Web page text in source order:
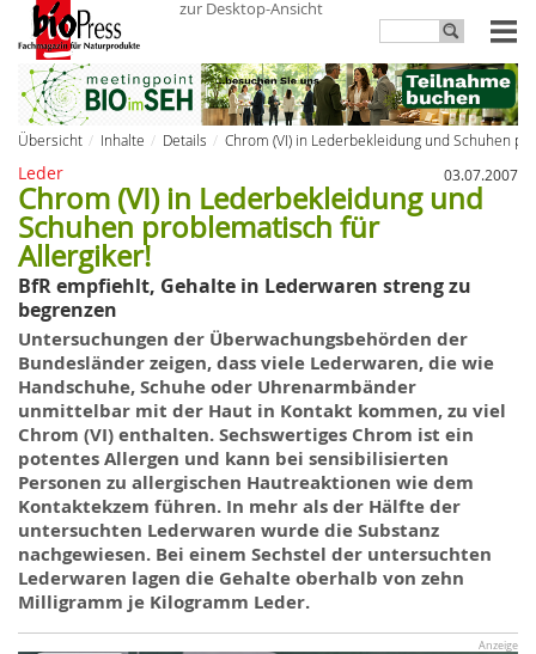
zur Desktop-Ansicht
Übersicht Inhalte Details Chrom (VI) in Lederbekleidung und Schuhen
Leder 03.07.2007
Chrom (VI) in Lederbekleidung und
Schuhen problematisch für
Allergiker!
BfR empfiehlt, Gehalte in Lederwaren streng zu
begrenzen
Untersuchungen der Überwachungsbehörden der
Bundesländer zeigen, dass viele Lederwaren, die wie
Handschuhe, Schuhe oder Uhrenarmbänder
unmittelbar mit der Haut in Kontakt kommen, zu viel
Chrom (VI) enthalten. Sechswertiges Chrom ist ein
potentes Allergen und kann bei sensibilisierten
Personen zu allergischen Hautreaktionen wie dem
Kontaktekzem führen. In mehr als der Hälfte der
untersuchten Lederwaren wurde die Substanz
nachgewiesen. Bei einem Sechstel der untersuchten
Lederwaren lagen die Gehalte oberhalb von zehn
Milligramm je Kilogramm Leder.
Anzeige